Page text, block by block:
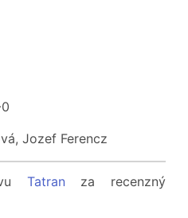
Jozef Ferencz
Tatran za recenzný